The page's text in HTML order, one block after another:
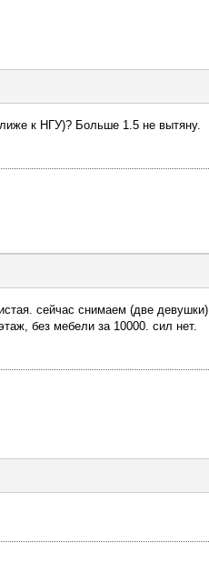
к НГУ)? Больше 1.5 не вытяну.
сейчас снимаем (две девушки)
без мебели за 10000. сил нет.